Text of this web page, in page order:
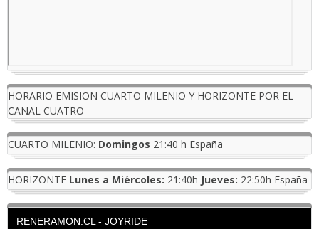
HORARIO EMISION CUARTO MILENIO Y HORIZONTE POR EL
CANAL CUATRO
CUARTO MILENIO: Domingos 21:40 h España
HORIZONTE Lunes a Miércoles: 21:40h Jueves: 22:50h España